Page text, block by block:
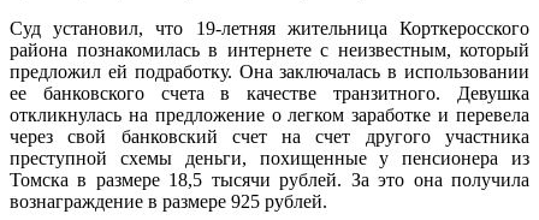
Суд установил, что 19-летняя жительница Корткеросского
района познакомилась в интернете с неизвестным, который
предложил ей подработку. Она заключалась в использовании
ее банковского счета в качестве транзитного. Девушка
откликнулась на предложение о легком заработке и перевела
через свой банковский счет на счет другого участника
преступной схемы деньги, похищенные у пенсионера из
Томска в размере 18,5 тысячи рублей. За это она получила
вознаграждение в размере 925 рублей.